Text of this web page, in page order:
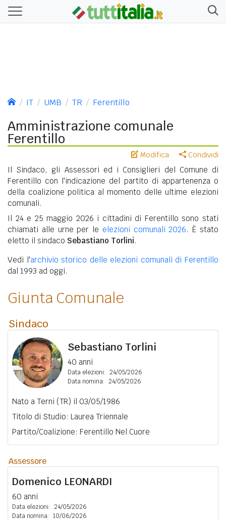
IT UMB TR Ferentillo
Amministrazione comunale
Ferentillo
Modifica Condividi
Il Sindaco, gli Assessori ed i Consiglieri del Comune di
Ferentillo con l'indicazione del partito di appartenenza o
della coalizione politica al momento delle ultime elezioni
comunali.
Il 24 e 25 maggio 2026 i cittadini di Ferentillo sono stati
chiamati alle urne per le elezioni comunali 2026. È stato
eletto il sindaco Sebastiano Torlini.
Vedi l'archivio storico delle elezioni comunali di Ferentillo
dal 1993 ad oggi.
Giunta Comunale
Sindaco
Sebastiano Torlini
40 anni
Data elezioni: 24/05/2026
Data nomina: 24/05/2026
Nato a Terni (TR) il 03/05/1986
Titolo di Studio: Laurea Triennale
Partito/Coalizione: Ferentillo Nel Cuore
Assessore
Domenico LEONARDI
60 anni
Data elezioni: 24/05/2026
Data nomina: 10/06/2026